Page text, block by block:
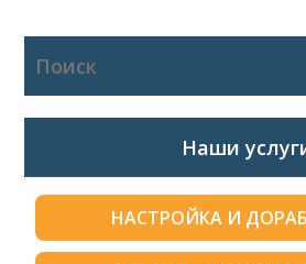
Наши
НАСТРОЙКА И